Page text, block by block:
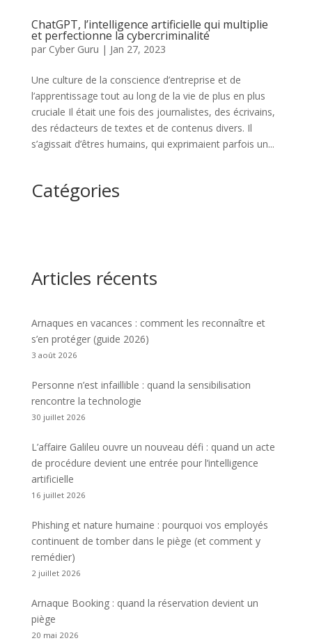
ChatGPT, l’intelligence artificielle qui multiplie
et perfectionne la cybercriminalité
par Cyber Guru | Jan 27, 2023
Une culture de la conscience d’entreprise et de
l’apprentissage tout au long de la vie de plus en plus
cruciale Il était une fois des journalistes, des écrivains,
des rédacteurs de textes et de contenus divers. Il
s’agissait d’êtres humains, qui exprimaient parfois un...
Catégories
Articles récents
Arnaques en vacances : comment les reconnaître et
s’en protéger (guide 2026)
3 août 2026
Personne n’est infaillible : quand la sensibilisation
rencontre la technologie
30 juillet 2026
L’affaire Galileu ouvre un nouveau défi : quand un acte
de procédure devient une entrée pour l’intelligence
artificielle
16 juillet 2026
Phishing et nature humaine : pourquoi vos employés
continuent de tomber dans le piège (et comment y
remédier)
2 juillet 2026
Arnaque Booking : quand la réservation devient un
piège
20 mai 2026